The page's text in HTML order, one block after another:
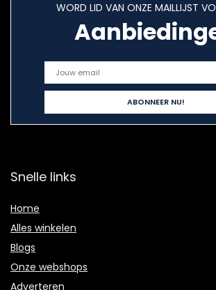
WORD LID VAN ONZE MAILLIJST
Snelle links
Home
Alles winkelen
Blogs
Onze webshops
Adverteren